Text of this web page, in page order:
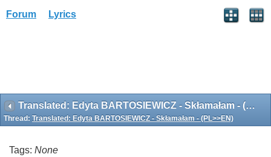
Forum Lyrics
Translated: Edyta BARTOSIEWICZ - Skłamałam - (PL>>EN)
Thread: Translated: Edyta BARTOSIEWICZ - Skłamałam - (PL>>EN)
Tags: None